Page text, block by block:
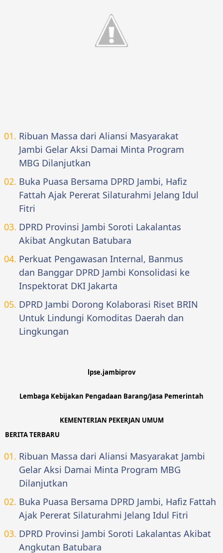
Ribuan Massa dari Aliansi Masyarakat
Jambi Gelar Aksi Damai Minta Program
MBG Dilanjutkan
Buka Puasa Bersama DPRD Jambi, Hafiz
Fattah Ajak Pererat Silaturahmi Jelang Idul
Fitri
DPRD Provinsi Jambi Soroti Lakalantas
Akibat Angkutan Batubara
Perkuat Pengawasan Internal, Banmus
dan Banggar DPRD Jambi Konsolidasi ke
Inspektorat DKI Jakarta
DPRD Jambi Dorong Kolaborasi Riset BRIN
Untuk Lindungi Komoditas Daerah dan
Lingkungan
lpse.jambiprov
Lembaga Kebijakan Pengadaan Barang/Jasa Pemerintah
KEMENTERIAN PEKERJAN UMUM
BERITA TERBARU
Ribuan Massa dari Aliansi Masyarakat Jambi
Gelar Aksi Damai Minta Program MBG
Dilanjutkan
Buka Puasa Bersama DPRD Jambi, Hafiz Fattah
Ajak Pererat Silaturahmi Jelang Idul Fitri
DPRD Provinsi Jambi Soroti Lakalantas Akibat
Angkutan Batubara